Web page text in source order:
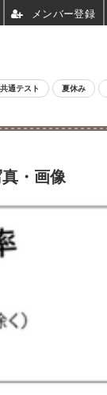
共通テスト 夏休み
・画像